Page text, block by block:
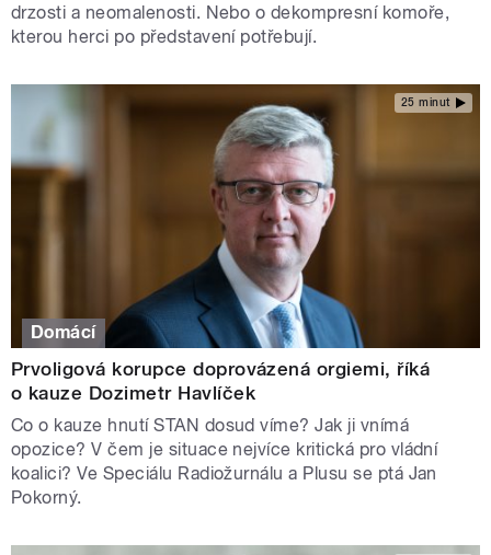
drzosti a neomalenosti. Nebo o dekompresní komoře,
kterou herci po představení potřebují.
25 minut
Domácí
Prvoligová korupce doprovázená orgiemi, říká
o kauze Dozimetr Havlíček
Co o kauze hnutí STAN dosud víme? Jak ji vnímá
opozice? V čem je situace nejvíce kritická pro vládní
koalici? Ve Speciálu Radiožurnálu a Plusu se ptá Jan
Pokorný.